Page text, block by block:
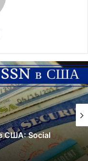
масок.